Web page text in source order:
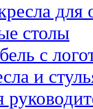
для
столы
с
и